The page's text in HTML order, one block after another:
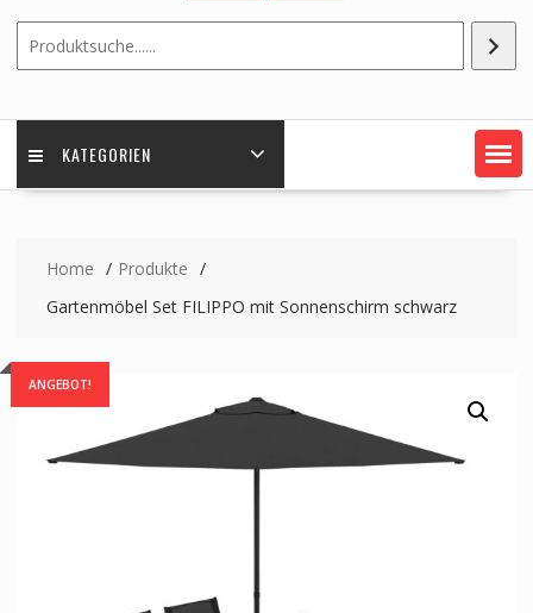
KATEGORIEN
Home
Produkte
Gartenmöbel Set FILIPPO mit Sonnenschirm schwarz
ANGEBOT!